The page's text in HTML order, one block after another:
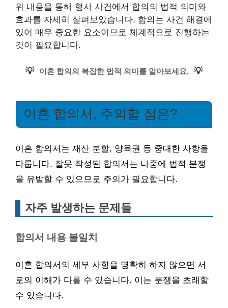
위 내용을 통해 형사 사건에서 합의의 법적 의미와
효과를 자세히 살펴보았습니다. 합의는 사건 해결에
있어 매우 중요한 요소이므로 체계적으로 진행하는
것이 필요합니다.
💡 이혼 합의의 복잡한 법적 의미를 알아보세요. 💡
이혼 합의서, 주의할 점은?
이혼 합의서는 재산 분할, 양육권 등 중대한 사항을
다룹니다. 잘못 작성된 합의서는 나중에 법적 분쟁
을 유발할 수 있으므로 주의가 필요합니다.
자주 발생하는 문제들
합의서 내용 불일치
이혼 합의서의 세부 사항을 명확히 하지 않으면 서
로의 이해가 다를 수 있습니다. 이는 분쟁을 초래할
수 있습니다.